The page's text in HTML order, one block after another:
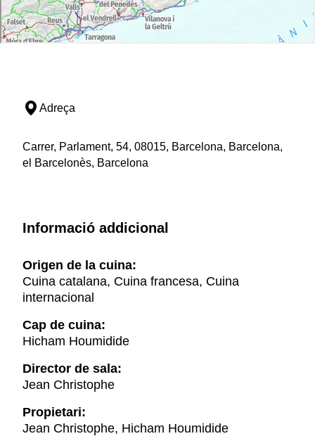
Adreça
Carrer, Parlament, 54, 08015, Barcelona, Barcelona,
el Barcelonès, Barcelona
Informació addicional
Origen de la cuina:
Cuina catalana, Cuina francesa, Cuina
internacional
Cap de cuina:
Hicham Houmidide
Director de sala:
Jean Christophe
Propietari:
Jean Christophe, Hicham Houmidide